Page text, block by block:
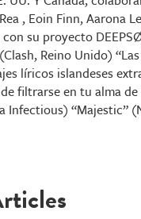
, Eoin Finn, Aarona
su proyecto
Reino Unido)
líricos islandeses
filtrarse en tu alma
Infectious) “Majestic”